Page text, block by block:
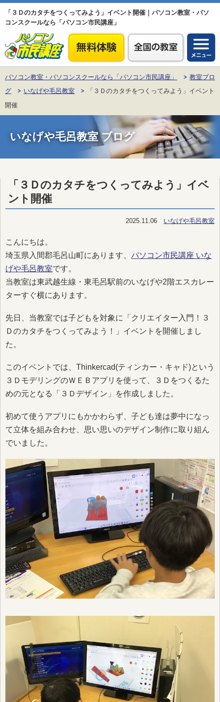
「３Ｄのカタチをつくってみよう」イベント開催｜パソコン教室・パソ
コンスクールなら「パソコン市民講座」
パソコン教室・パソコンスクールなら「パソコン市民講座」
教室ブロ
グ
いなげや毛呂教室
「３Ｄのカタチをつくってみよう」イベント
開催
いなげや毛呂教室 ブログ
「３Ｄのカタチをつくってみよう」イベ
ント開催
2025.11.06 いなげや毛呂教室
こんにちは。
埼玉県入間郡毛呂山町にあります、 パソコン市民講座 いな
げや毛呂教室です。
当教室は東武越生線・東毛呂駅前のいなげや2階エスカレー
ターすぐ横にあります。
先日、当教室では子どもを対象に「クリエイター入門！３
Ｄのカタチをつくってみよう！」イベントを開催しまし
た。
このイベントでは、Thinkercad(ティンカー・キャド)という
３ＤモデリングのＷＥＢアプリを使って、３Ｄをつくるた
めの元となる「３Ｄデザイン」を作成しました。
初めて使うアプリにもかかわらず、子ども達は夢中になっ
て立体を組み合わせ、思い思いのデザイン制作に取り組ん
でいました。